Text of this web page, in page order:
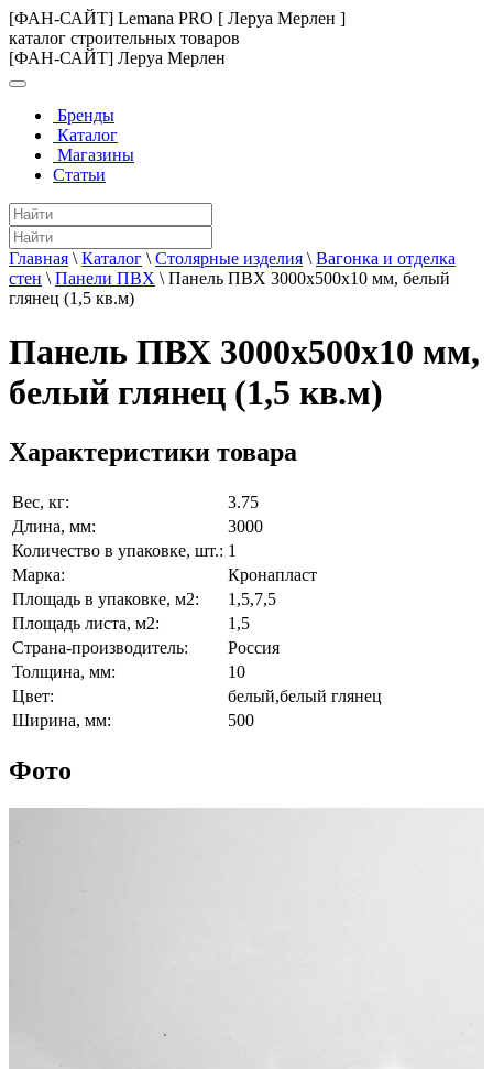
[ФАН-САЙТ] Lemana PRO [ Леруа Мерлен ]
каталог строительных товаров
[ФАН-САЙТ] Леруа Мерлен
Бренды
Каталог
Магазины
Статьи
Главная \ Каталог \ Столярные изделия \ Вагонка и отделка
стен \ Панели ПВХ \ Панель ПВХ 3000х500х10 мм, белый
глянец (1,5 кв.м)
Панель ПВХ 3000х500х10 мм,
белый глянец (1,5 кв.м)
Характеристики товара
Вес, кг:
3.75
Длина, мм:
3000
Количество в упаковке, шт.: 1
Марка:
Кронапласт
Площадь в упаковке, м2:
1,5,7,5
Площадь листа, м2:
1,5
Страна-производитель:
Россия
Толщина, мм:
10
Цвет:
белый,белый глянец
Ширина, мм:
500
Фото